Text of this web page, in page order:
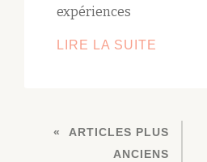
expériences
LIRE LA SUITE
CHEMIN
DE
NAVIGATION
ARTICLES PLUS
ANCIENS